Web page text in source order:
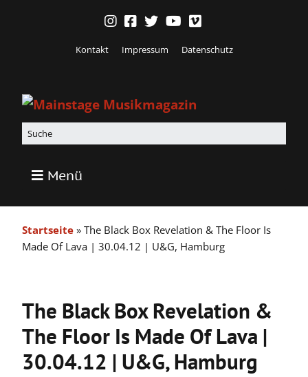
Kontakt Impressum Datenschutz
Menü
Startseite » The Black Box Revelation & The Floor Is
Made Of Lava | 30.04.12 | U&G, Hamburg
The Black Box Revelation &
The Floor Is Made Of Lava |
30.04.12 | U&G, Hamburg